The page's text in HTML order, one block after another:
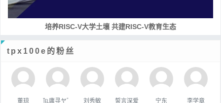
培养RISC-V大学土壤 共建RISC-V教育生态
tpx100e的粉丝
董琼 ℡庸寻ヤ゛ 刘秀敏 誓言深爱 宁东 李学章